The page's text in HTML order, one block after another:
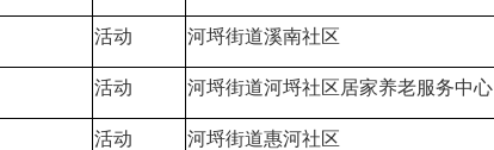
活动 河埒街道溪南社区
活动 河埒街道河埒社区居家养老服务中心
活动 河埒街道惠河社区